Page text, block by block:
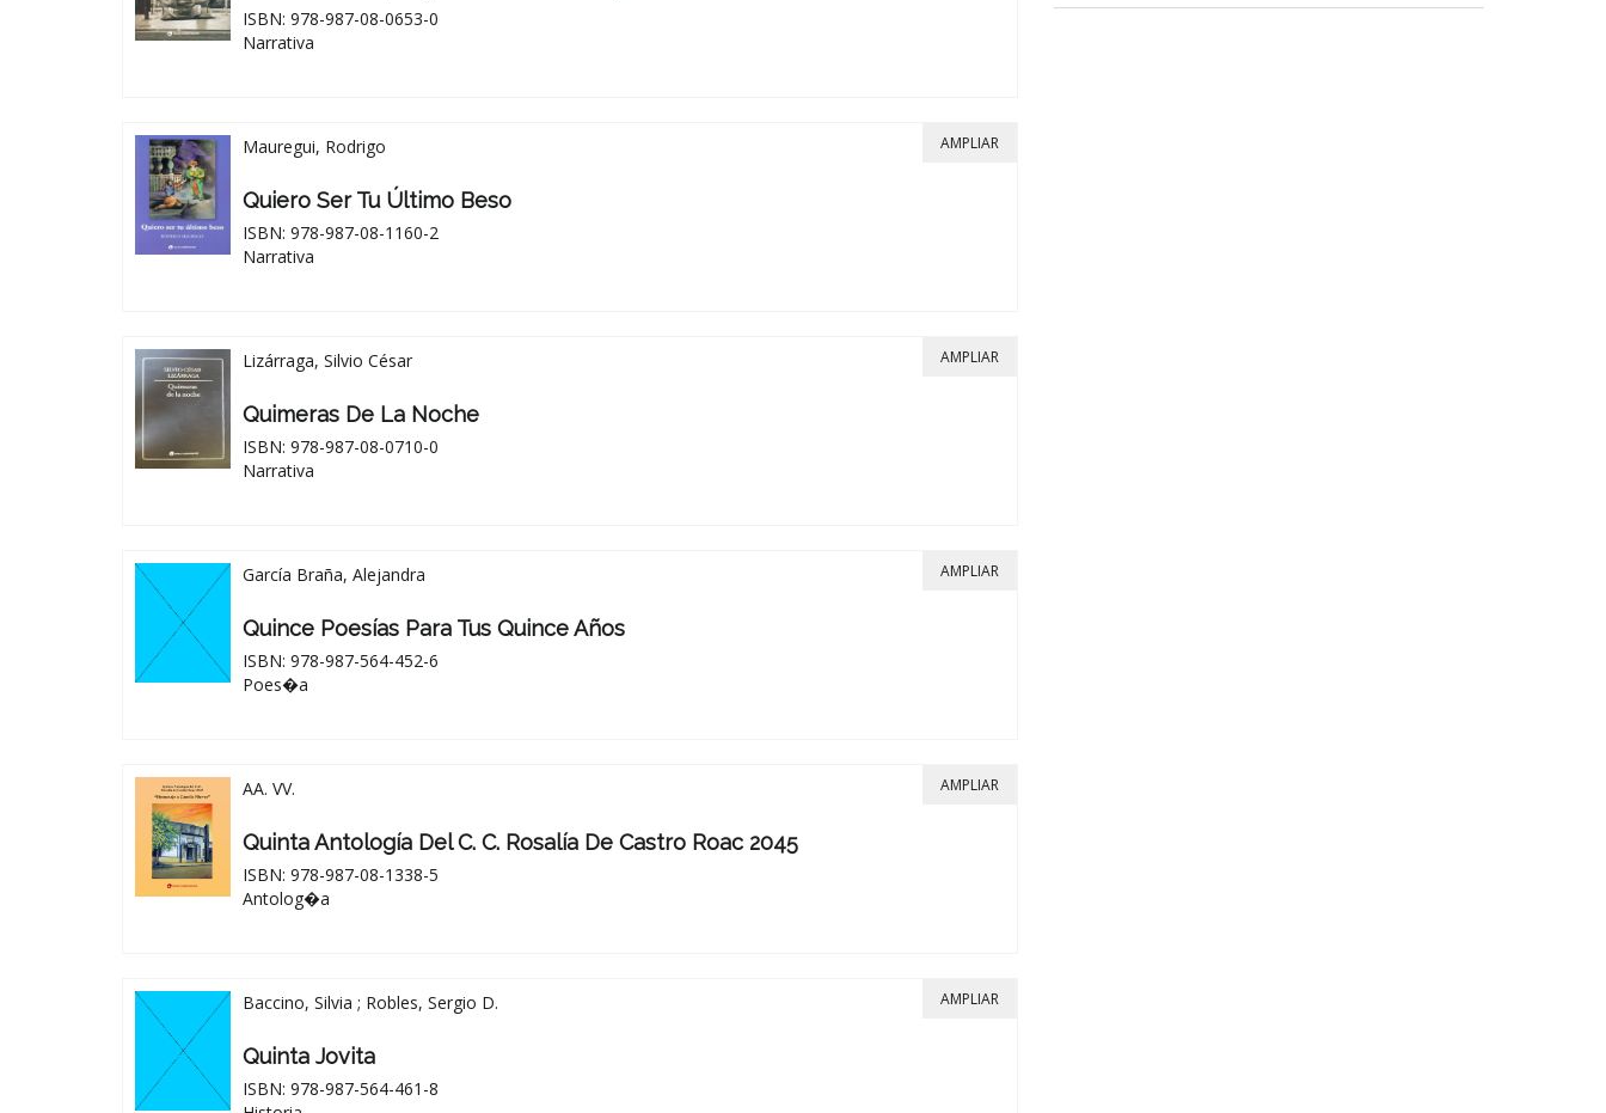
ISBN: 978-987-08-0653-0
Narrativa
Mauregui, Rodrigo
Quiero Ser Tu Último Beso
ISBN: 978-987-08-1160-2
Narrativa
AMPLIAR
Lizárraga, Silvio César
Quimeras De La Noche
ISBN: 978-987-08-0710-0
Narrativa
AMPLIAR
García Braña, Alejandra
Quince Poesías Para Tus Quince Años
ISBN: 978-987-564-452-6
Poes�a
AMPLIAR
AA. VV.
Quinta Antología Del C. C. Rosalía De Castro Roac 2045
ISBN: 978-987-08-1338-5
Antolog�a
AMPLIAR
Baccino, Silvia ; Robles, Sergio D.
Quinta Jovita
ISBN: 978-987-564-461-8
AMPLIAR